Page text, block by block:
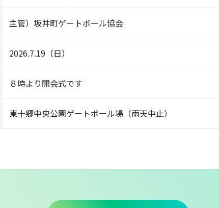
主管）坂井町ゲートボール協会
2026.7.19（日）
８時より開会式です
東十郷中央公園ゲートボール場（雨天中止）